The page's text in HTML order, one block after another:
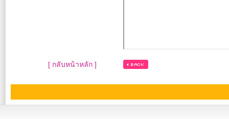
[ กลับหน้าหลัก ]